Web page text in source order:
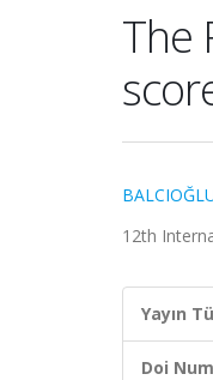
The
12th
Yayın
Doi